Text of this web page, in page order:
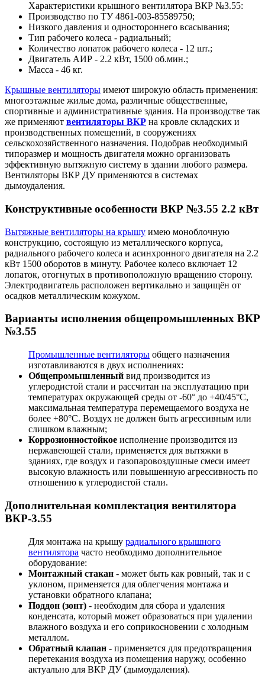
Характеристики крышного вентилятора ВКР №3.55:
Производство по ТУ 4861-003-85589750;
Низкого давления и одностороннего всасывания;
Тип рабочего колеса - радиальный;
Количество лопаток рабочего колеса - 12 шт.;
Двигатель АИР - 2.2 кВт, 1500 об.мин.;
Масса - 46 кг.
Крышные вентиляторы имеют широкую область применения:
многоэтажные жилые дома, различные общественные,
спортивные и административные здания. На производстве так
же применяют вентиляторы ВКР на кровле складских и
производственных помещений, в сооружениях
сельскохозяйственного назначения. Подобрав необходимый
типоразмер и мощность двигателя можно организовать
эффективную вытяжную систему в здании любого размера.
Вентиляторы ВКР ДУ применяются в системах
дымоудаления.
Конструктивные особенности ВКР №3.55 2.2 кВт
Вытяжные вентиляторы на крышу имею моноблочную
конструкцию, состоящую из металлического корпуса,
радиального рабочего колеса и асинхронного двигателя на 2.2
кВт 1500 оборотов в минуту. Рабочее колесо включает 12
лопаток, отогнутых в противоположную вращению сторону.
Электродвигатель расположен вертикально и защищён от
осадков металлическим кожухом.
Варианты исполнения общепромышленных ВКР
№3.55
Промышленные вентиляторы общего назначения
изготавливаются в двух исполнениях:
Общепромышленный вид производится из
углеродистой стали и рассчитан на эксплуатацию при
температурах окружающей среды от -60° до +40/45°С,
максимальная температура перемещаемого воздуха не
более +80°С. Воздух не должен быть агрессивным или
слишком влажным;
Коррозионностойкое исполнение производится из
нержавеющей стали, применяется для вытяжки в
зданиях, где воздух и газопаровоздушные смеси имеет
высокую влажность или повышенную агрессивность по
отношению к углеродистой стали.
Дополнительная комплектация вентилятора
ВКР-3.55
Для монтажа на крышу радиального крышного
вентилятора часто необходимо дополнительное
оборудование:
Монтажный стакан - может быть как ровный, так и с
уклоном, применяется для облегчения монтажа и
установки обратного клапана;
Поддон (зонт) - необходим для сбора и удаления
конденсата, который может образоваться при удалении
влажного воздуха и его соприкосновении с холодным
металлом.
Обратный клапан - применяется для предотвращения
перетекания воздуха из помещения наружу, особенно
актуально для ВКР ДУ (дымоудаления).